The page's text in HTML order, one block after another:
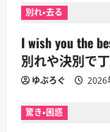
別れ・去る
I wish you the
別れや決別で丁
ゆぶろぐ 2026
驚き・困惑